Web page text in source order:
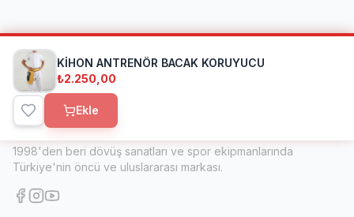
KİHON ANTRENÖR BACAK KORUYUCU
₺2.250,00
Ekle
Kihon Spor
1998'den beri dövüş sanatları ve spor ekipmanlarında
Türkiye'nin öncü ve uluslararası markası.